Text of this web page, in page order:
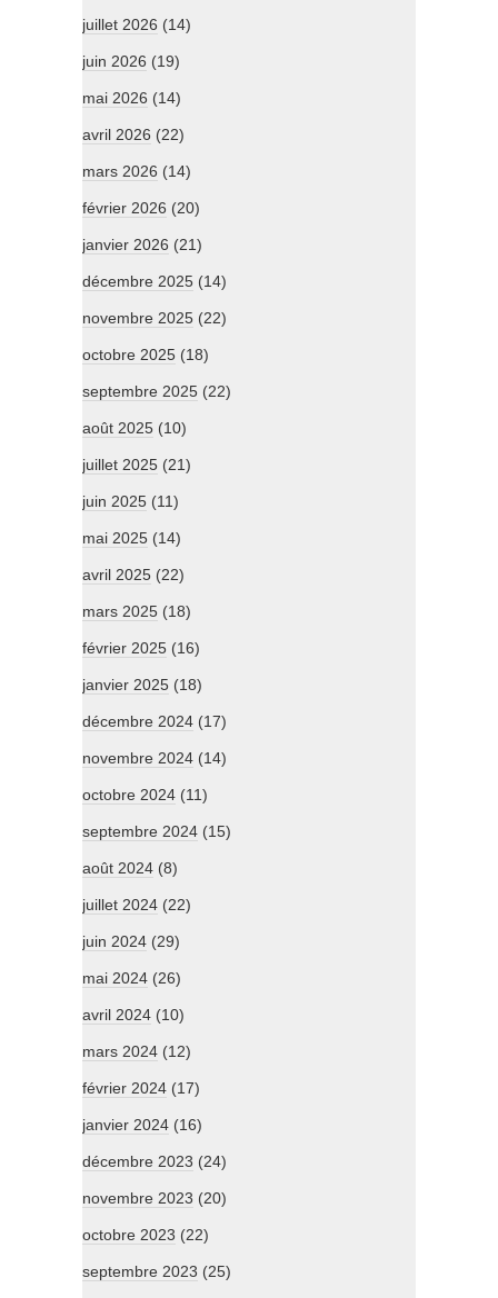
juillet 2026 (14)
juin 2026 (19)
mai 2026 (14)
avril 2026 (22)
mars 2026 (14)
février 2026 (20)
janvier 2026 (21)
décembre 2025 (14)
novembre 2025 (22)
octobre 2025 (18)
septembre 2025 (22)
août 2025 (10)
juillet 2025 (21)
juin 2025 (11)
mai 2025 (14)
avril 2025 (22)
mars 2025 (18)
février 2025 (16)
janvier 2025 (18)
décembre 2024 (17)
novembre 2024 (14)
octobre 2024 (11)
septembre 2024 (15)
août 2024 (8)
juillet 2024 (22)
juin 2024 (29)
mai 2024 (26)
avril 2024 (10)
mars 2024 (12)
février 2024 (17)
janvier 2024 (16)
décembre 2023 (24)
novembre 2023 (20)
octobre 2023 (22)
septembre 2023 (25)